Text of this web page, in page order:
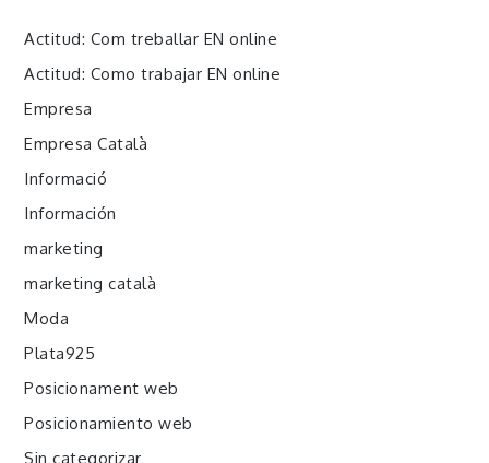
Actitud: Com treballar EN online
Actitud: Como trabajar EN online
Empresa
Empresa Català
Informació
Información
marketing
marketing català
Moda
Plata925
Posicionament web
Posicionamiento web
Sin categorizar